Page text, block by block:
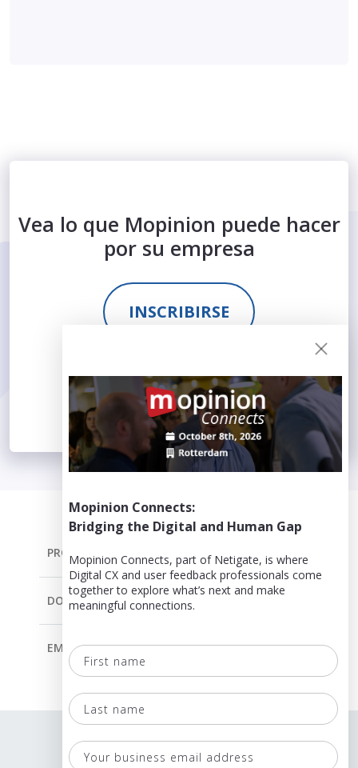
Vea lo que Mopinion puede hacer
por su empresa
INSCRIBIRSE
SOLICITAR DEMO
PRODUCTO
DOCUMENTACIÓN
EMPRESA
Idioma
Mopinion Connects:
Bridging the Digital and Human Gap
Mopinion Connects, part of Netigate, is where
Digital CX and user feedback professionals come
together to explore what’s next and make
meaningful connections.
name
name